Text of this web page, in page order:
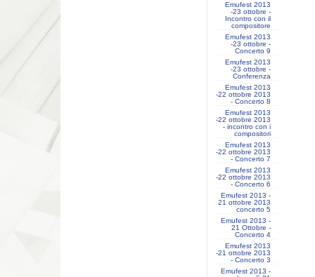
Emufest 2013
-23 ottobre -
Incontro con il
compositore
Emufest 2013
-23 ottobre -
Concerto 9
Emufest 2013
-23 ottobre -
Conferenza
Emufest 2013
-22 ottobre 2013
- Concerto 8
Emufest 2013
-22 ottobre 2013
- incontro con i
compositori
Emufest 2013
-22 ottobre 2013
- Concerto 7
Emufest 2013
-22 ottobre 2013
- Concerto 6
Emufest 2013 -
21 ottobre 2013
concerto 5
Emufest 2013 -
21 Ottobre -
Concerto 4
Emufest 2013
-21 ottobre 2013
- Concerto 3
Emufest 2013 -